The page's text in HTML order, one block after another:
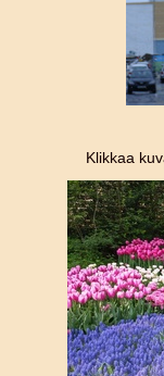
Klikkaa